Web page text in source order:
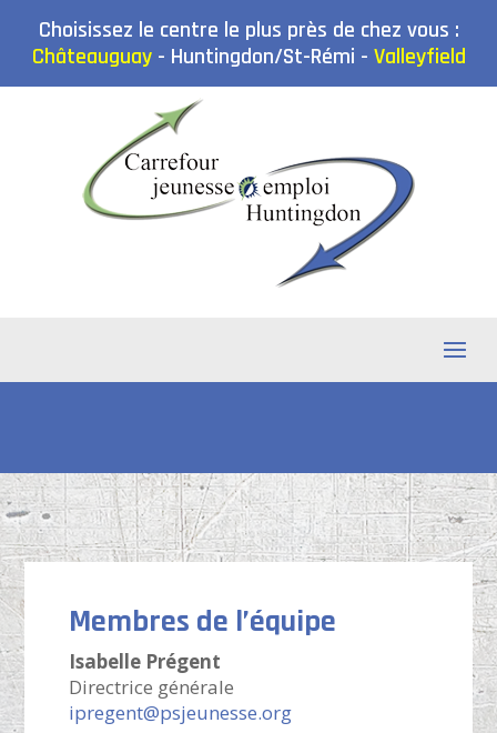
Choisissez le centre le plus près de chez vous :
Châteauguay- Huntingdon/St-Rémi - Valleyfield
Membres de l’équipe
Isabelle Prégent
Directrice générale
ipregent@psjeunesse.org